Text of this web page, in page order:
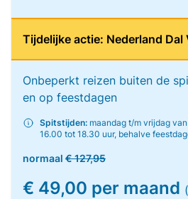
Tijdelijke actie: Nederland Dal
Onbeperkt reizen buiten de
en op feestdagen
Spitstijden: maandag t/m vrijdag
16.00 tot 18.30 uur, behalve
normaal € 127,95
€ 49,00 per maand